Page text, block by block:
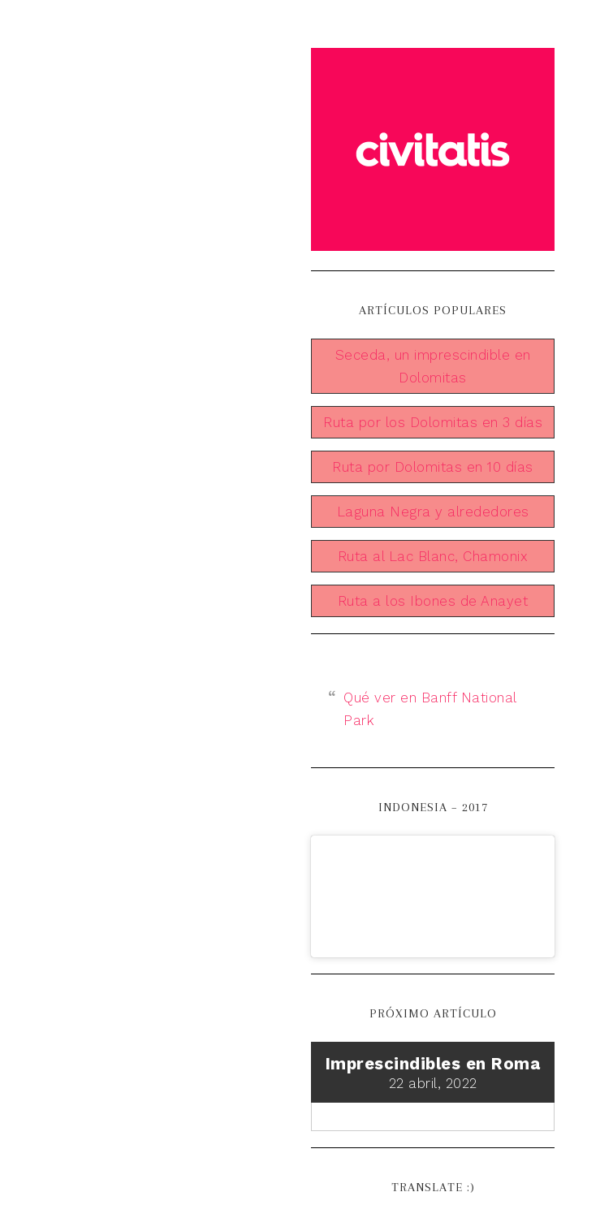
ARTÍCULOS POPULARES
Seceda, un imprescindible en
Dolomitas
Ruta por los Dolomitas en 3 días
Ruta por Dolomitas en 10 días
Laguna Negra y alrededores
Ruta al Lac Blanc, Chamonix
Ruta a los Ibones de Anayet
Qué ver en Banff National
Park
INDONESIA – 2017
PRÓXIMO ARTÍCULO
Imprescindibles en Roma
22 abril, 2022
TRANSLATE :)